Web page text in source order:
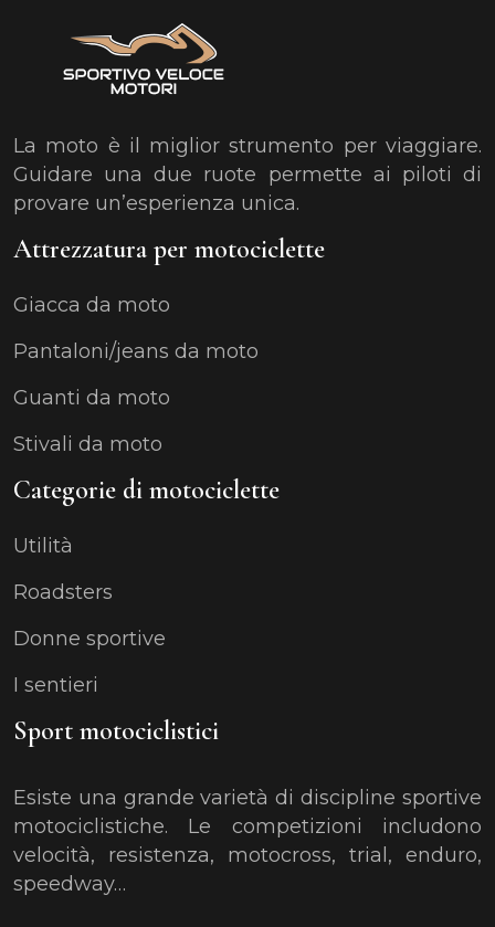
La moto è il miglior strumento per viaggiare.
Guidare una due ruote permette ai piloti di
provare un’esperienza unica.
Attrezzatura per motociclette
Giacca da moto
Pantaloni/jeans da moto
Guanti da moto
Stivali da moto
Categorie di motociclette
Utilità
Roadsters
Donne sportive
I sentieri
Sport motociclistici
Esiste una grande varietà di discipline sportive
motociclistiche. Le competizioni includono
velocità, resistenza, motocross, trial, enduro,
speedway…